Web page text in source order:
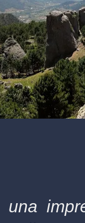
una